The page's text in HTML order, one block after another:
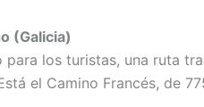
(Galicia)
para los turistas, una ruta
el Camino Francés, de